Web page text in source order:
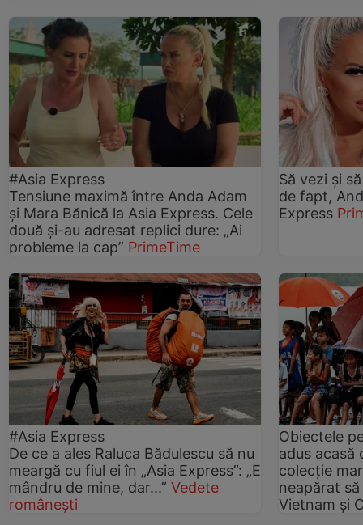
#Asia Express
Tensiune maximă între Anda Adam
și Mara Bănică la Asia Express. Cele
două și-au adresat replici dure: „Ai
probleme la cap” PrimeTime
Să vezi și
de fapt,
Express
#Asia Express
De ce a ales Raluca Bădulescu să nu
meargă cu fiul ei în „Asia Express”: „E
mândru de mine, dar...” Vedete
românești
Obiectele
adus acasă
colecție
neapărat
Vietnam și